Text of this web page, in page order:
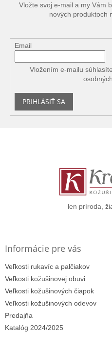
Vložte svoj e-mail a my Vám
nových produktoch
Email
Vložením e-mailu
PRIHLÁSIŤ SA
len príroda,
Informácie pre vás
Veľkosti rukavíc a palčiakov
Veľkosti kožušinovej obuvi
Veľkosti kožušinových čiapok
Veľkosti kožušinových odevov
Predajňa
Katalóg 2024/2025